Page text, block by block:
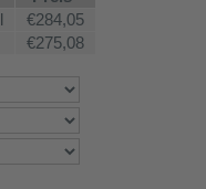
€284,05
€275,08